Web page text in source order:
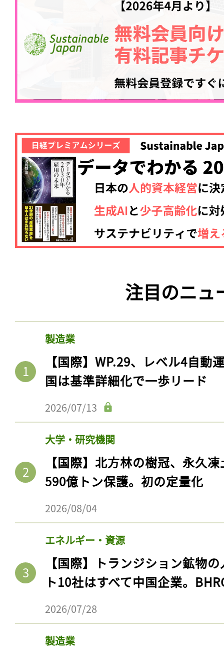
注目のニュ
製造業
【国際】WP.29、レベル4自動
国は基準詳細化で一歩リード
2026/07/13
大学・研究機関
【国際】北方林の樹冠、永久
590億トン保護。初の定量化
2026/08/04
エネルギー・資源
【国際】トランジション鉱物
ト10社はすべて中国企業。
2026/07/28
製造業